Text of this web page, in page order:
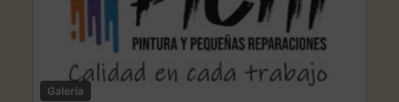
Galería